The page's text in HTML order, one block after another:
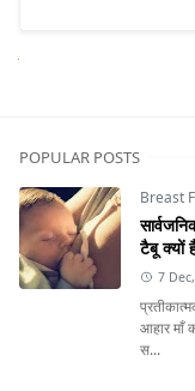
POPULAR POSTS
Breast
टैबू क्यों
7
आहार माँ
स...